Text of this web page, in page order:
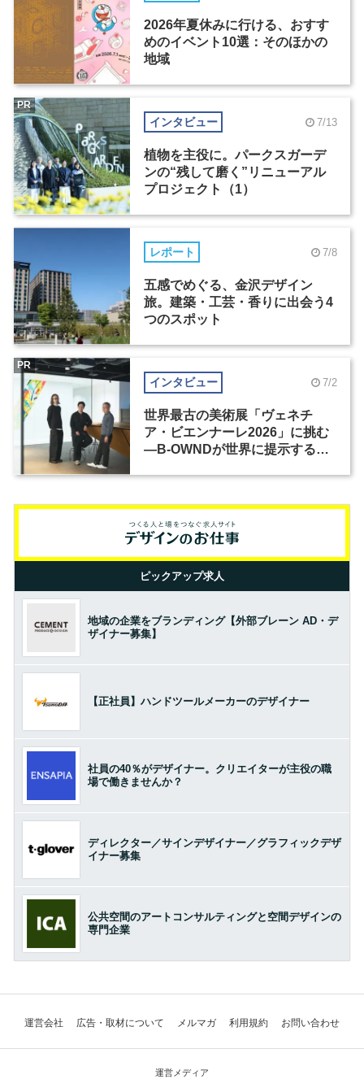
2026年夏休みに行ける、おすす
めのイベント10選：そのほかの
地域
インタビュー 7/13
植物を主役に。パークスガーデ
ンの“残して磨く”リニューアル
プロジェクト（1）
PR
レポート 7/8
五感でめぐる、金沢デザイン
旅。建築・工芸・香りに出会う4
つのスポット
インタビュー 7/2
世界最古の美術展「ヴェネチ
ア・ビエンナーレ2026」に挑む
―B-OWNDが世界に提示する美
PR
ピックアップ求人
地域の企業をブランディング【外部ブレーン AD・デ
ザイナー募集】
【正社員】ハンドツールメーカーのデザイナー
社員の40％がデザイナー。クリエイターが主役の職
場で働きませんか？
ディレクター／サインデザイナー／グラフィックデザ
イナー募集
公共空間のアートコンサルティングと空間デザインの
専門企業
運営会社 広告・取材について メルマガ 利用規約 お問い合わせ
運営メディア